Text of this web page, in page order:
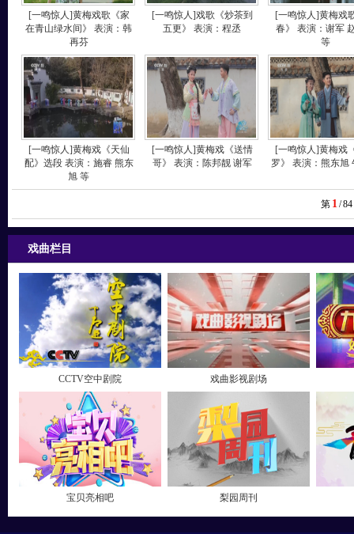
[一鸣惊人]黄梅戏歌《家
在青山绿水间》 表演：韩
再芬
[一鸣惊人]戏歌《炒茶到
五更》 表演：程丞
[一鸣惊人]黄梅戏
春》 表演：谢军
等
[一鸣惊人]黄梅戏《天仙
配》选段 表演：施睿 熊东
旭 等
[一鸣惊人]黄梅戏《送情
哥》 表演：陈邦靓 谢军
[一鸣惊人]黄梅戏
罗》 表演：熊东旭
第 1 /84
戏曲栏目
CCTV空中剧院 戏曲影视剧场
宝贝亮相吧 梨园周刊